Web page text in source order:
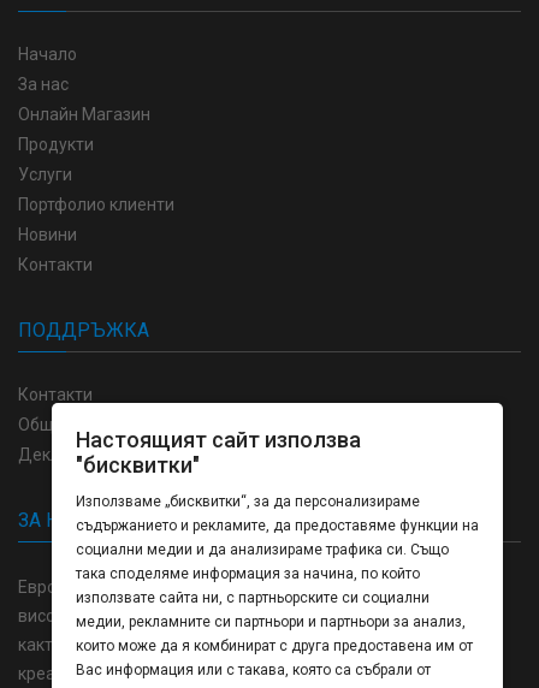
Начало
За нас
Онлайн Магазин
Продукти
Услуги
Портфолио клиенти
Новини
Контакти
ПОДДРЪЖКА
Контакти
Общи условия
Декларация за поверителност
ЗА НАС
Европринт България отпечатване и изработка пълна гама
висококачествени продукти в областта на полиграфията,
както и напълно затворен цикъл на производство от
креативната концепция до готовото изделие.
Настоящият сайт използва
"бисквитки"
Използваме „бисквитки“, за да персонализираме
съдържанието и рекламите, да предоставяме функции на
социални медии и да анализираме трафика си. Също
така споделяме информация за начина, по който
използвате сайта ни, с партньорските си социални
медии, рекламните си партньори и партньори за анализ,
които може да я комбинират с друга предоставена им от
Вас информация или с такава, която са събрали от